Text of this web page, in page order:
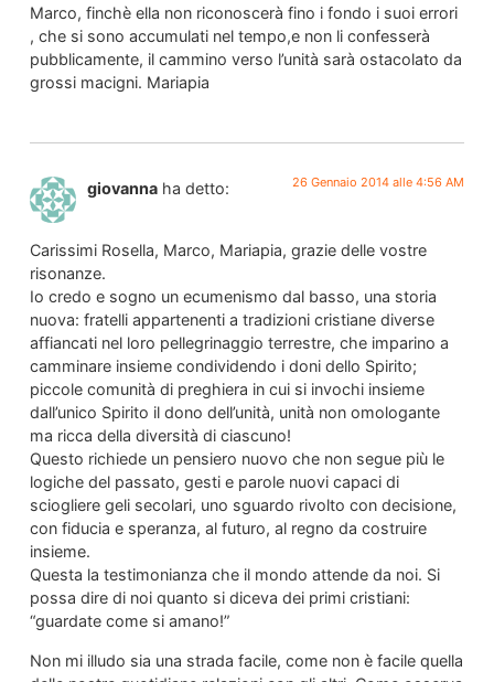
Marco, finchè ella non riconoscerà fino i fondo i suoi errori
, che si sono accumulati nel tempo,e non li confesserà
pubblicamente, il cammino verso l’unità sarà ostacolato da
grossi macigni. Mariapia
giovanna ha detto: 26 Gennaio 2014 alle 4:56 AM
Carissimi Rosella, Marco, Mariapia, grazie delle vostre
risonanze.
Io credo e sogno un ecumenismo dal basso, una storia
nuova: fratelli appartenenti a tradizioni cristiane diverse
affiancati nel loro pellegrinaggio terrestre, che imparino a
camminare insieme condividendo i doni dello Spirito;
piccole comunità di preghiera in cui si invochi insieme
dall’unico Spirito il dono dell’unità, unità non omologante
ma ricca della diversità di ciascuno!
Questo richiede un pensiero nuovo che non segue più le
logiche del passato, gesti e parole nuovi capaci di
sciogliere geli secolari, uno sguardo rivolto con decisione,
con fiducia e speranza, al futuro, al regno da costruire
insieme.
Questa la testimonianza che il mondo attende da noi. Si
possa dire di noi quanto si diceva dei primi cristiani:
“guardate come si amano!”
Non mi illudo sia una strada facile, come non è facile quella